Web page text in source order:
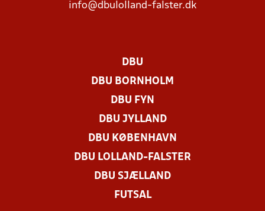
info@dbulolland-falster.dk
DBU
DBU BORNHOLM
DBU FYN
DBU JYLLAND
DBU KØBENHAVN
DBU LOLLAND-FALSTER
DBU SJÆLLAND
FUTSAL